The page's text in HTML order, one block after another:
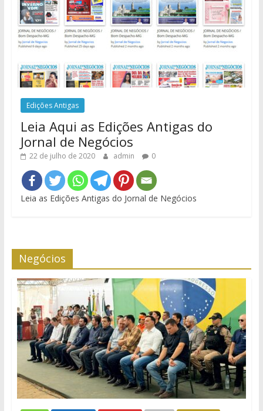
Edições Antigas
Leia Aqui as Edições Antigas do
Jornal de Negócios
22 de julho de 2020 admin 0
Leia as Edições Antigas do Jornal de Negócios
Negócios